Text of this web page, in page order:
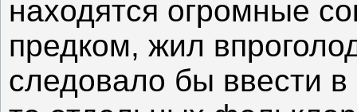
находятся огромные
предком, жил
следовало бы ввести